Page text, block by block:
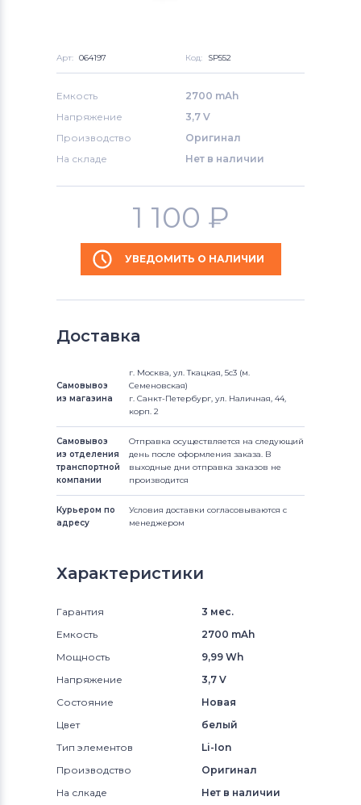
Арт: 064197 Код: SP552
Емкость
2700 mAh
Напряжение
3,7 V
Производство
Оригинал
На складе
Нет в наличии
1 100 ₽
УВЕДОМИТЬ О НАЛИЧИИ
Доставка
Самовывоз
из магазина
г. Москва, ул. Ткацкая, 5с3 (м.
Семеновская)
г. Санкт-Петербург, ул. Наличная, 44,
корп. 2
Самовывоз
из отделения
транспортной
компании
Отправка осуществляется на следующий
день после оформления заказа. В
выходные дни отправка заказов не
производится
Курьером по
адресу
Условия доставки согласовываются с
менеджером
Характеристики
Гарантия
3 мес.
Емкость
2700 mAh
Мощность
9,99 Wh
Напряжение
3,7 V
Состояние
Новая
Цвет
белый
Тип элементов
Li-Ion
Производство
Оригинал
На слкаде
Нет в наличии